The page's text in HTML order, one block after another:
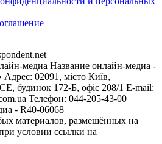
медиа Название онлайн-медиа -
02091, місто Київ,
172-Б, офіс 208/1 E-mail:
Телефон: 044-205-43-00
- R40-06068
материалов, размещённых на
условии ссылки на